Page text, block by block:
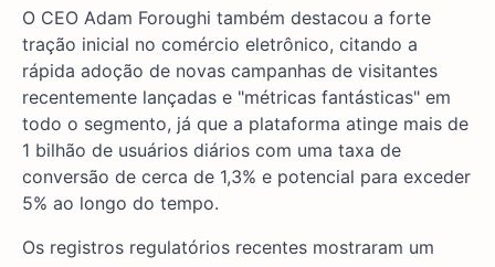
O CEO Adam Foroughi também destacou a forte
tração inicial no comércio eletrônico, citando a
rápida adoção de novas campanhas de visitantes
recentemente lançadas e "métricas fantásticas" em
todo o segmento, já que a plataforma atinge mais de
1 bilhão de usuários diários com uma taxa de
conversão de cerca de 1,3% e potencial para exceder
5% ao longo do tempo.
Os registros regulatórios recentes mostraram um